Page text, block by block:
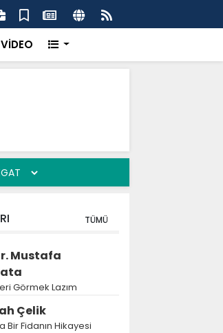
VİDEO
TÜMÜ
Mustafa
Görmek Lazım
Çelik
Bir Fidanın Hikayesi